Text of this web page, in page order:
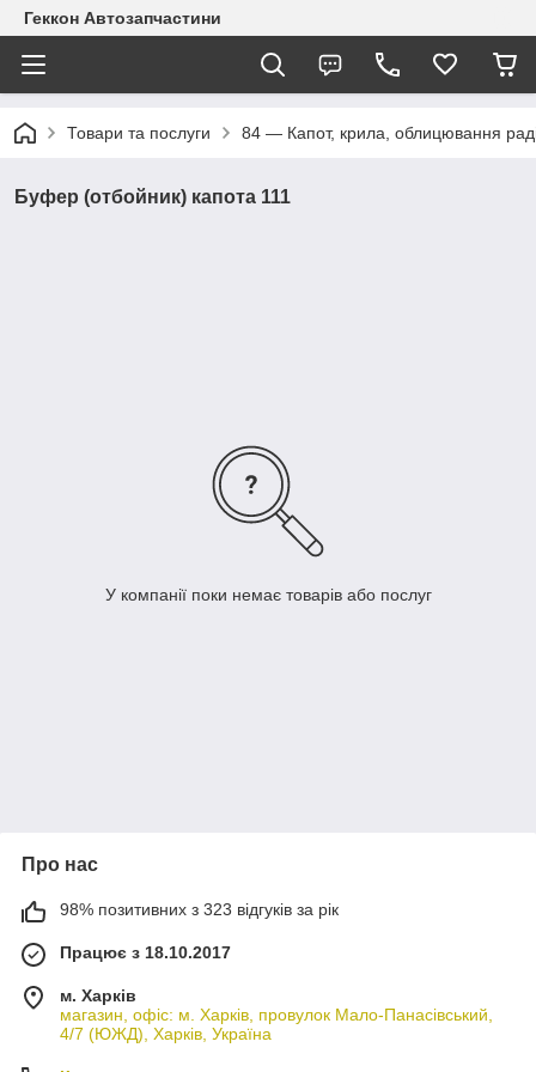
Геккон Автозапчастини
Товари та послуги 84 — Капот, крила, облицювання
Буфер (отбойник) капота 111
У компанії поки немає товарів або послуг
Про нас
98% позитивних з 323 відгуків за рік
Працює з 18.10.2017
м. Харків
магазин, офіс: м. Харків, провулок Мало-Панасівський,
4/7 (ЮЖД), Харків, Україна